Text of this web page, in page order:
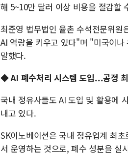
해 5~10만 달러 이상 비용을 절감할
최준영 법무법인 율촌 수석전문위
AI 역량을 키우고 있다"며 "미국이
말했다.
◆ AI 폐수처리 시스템 도입...공정
국내 정유사들도 AI 도입 및 활용에
내고 있다.
SK이노베이션은 국내 정유업계 최
서 운영하는 것으로, 폐수 성분을 실